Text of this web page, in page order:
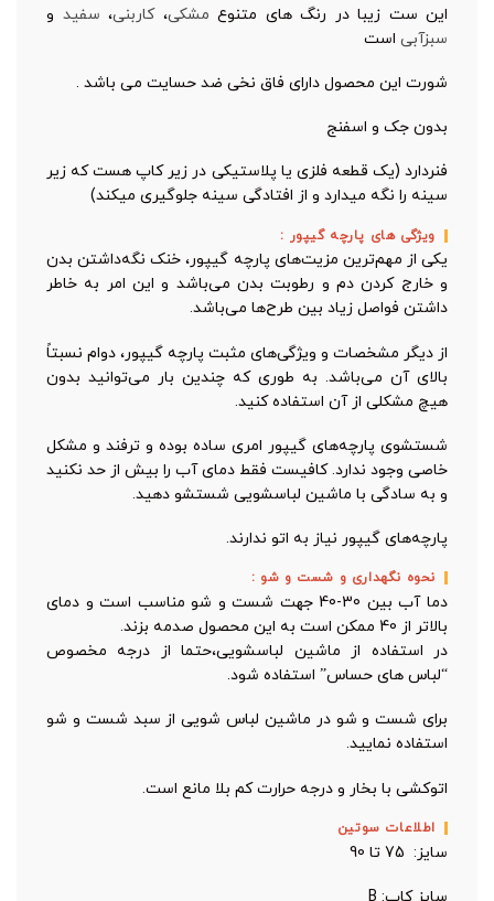
این ست زیبا در رنگ های متنوع مشکی،کاربنی، سفید و
سبزآبی است
شورت این محصول دارای فاق نخی ضد حسایت می باشد .
بدون جک و اسفنج
فنردارد (یک قطعه فلزی یا پلاستیکی در زیر کاپ هست که زیر
سینه را نگه میدارد و از افتادگی سینه جلوگیری میکند)
ویژگی های پارچه گیپور :
یکی از مهم‌ترین مزیت‌های پارچه گیپور، خنک نگه‌داشتن بدن
و خارج کردن دم و رطوبت بدن می‌باشد و این امر به خاطر
داشتن فواصل زیاد بین طرح‌ها می‌باشد.
از دیگر مشخصات و ویژگی‌های مثبت پارچه گیپور، دوام نسبتاً
بالای آن می‌باشد. به طوری که چندین بار می‌توانید بدون
هیچ مشکلی از آن استفاده کنید.
شستشوی پارچه‌های گیپور امری ساده بوده و ترفند و مشکل
خاصی وجود ندارد. کافیست فقط دمای آب را بیش‌ از حد نکنید
و به سادگی با ماشین لباسشویی شستشو دهید.
پارچه‌های گیپور نیاز به اتو ندارند.
نحوه نگهداری و شست و شو :
دما آب بین 30-40 جهت شست و شو مناسب است و دمای
بالاتر از 40 ممکن است به این محصول صدمه بزند.
در استفاده از ماشین لباسشویی،حتما از درجه مخصوص
“لباس های حساس” استفاده شود.
برای شست و شو در ماشین لباس شویی از سبد شست و شو
استفاده نمایید.
اتوکشی با بخار و درجه حرارت کم بلا مانع است.
اطلاعات سوتین
سایز: 75 تا 90